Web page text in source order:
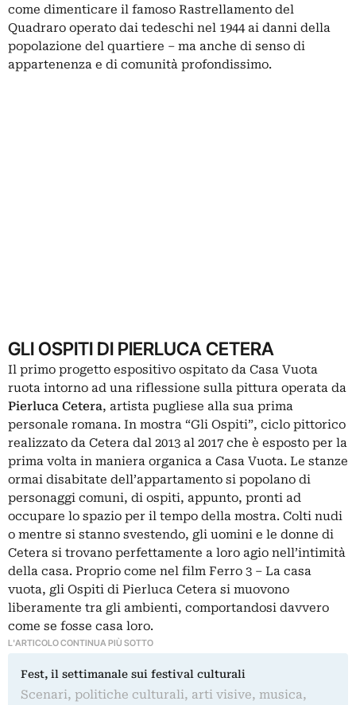
come dimenticare il famoso Rastrellamento del
Quadraro operato dai tedeschi nel 1944 ai danni della
popolazione del quartiere – ma anche di senso di
appartenenza e di comunità profondissimo.
GLI OSPITI DI PIERLUCA CETERA
Il primo progetto espositivo ospitato da Casa Vuota
ruota intorno ad una riflessione sulla pittura operata da
Pierluca Cetera, artista pugliese alla sua prima
personale romana. In mostra “Gli Ospiti”, ciclo pittorico
realizzato da Cetera dal 2013 al 2017 che è esposto per la
prima volta in maniera organica a Casa Vuota. Le stanze
ormai disabitate dell’appartamento si popolano di
personaggi comuni, di ospiti, appunto, pronti ad
occupare lo spazio per il tempo della mostra. Colti nudi
o mentre si stanno svestendo, gli uomini e le donne di
Cetera si trovano perfettamente a loro agio nell’intimità
della casa. Proprio come nel film Ferro 3 – La casa
vuota, gli Ospiti di Pierluca Cetera si muovono
liberamente tra gli ambienti, comportandosi davvero
come se fosse casa loro.
L'ARTICOLO CONTINUA PIÙ SOTTO
Fest, il settimanale sui festival culturali
Scenari, politiche culturali, arti visive, musica,